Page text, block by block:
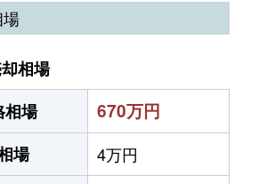
相場
相場
670万円
場
4万円